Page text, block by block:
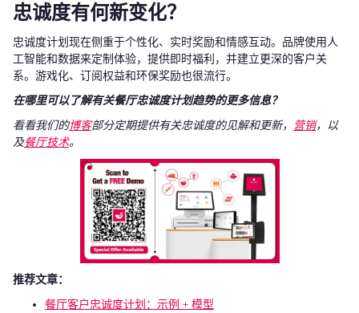
忠诚度有何新变化？
忠诚度计划现在侧重于个性化、实时奖励和情感互动。品牌使用人
工智能和数据来定制体验，提供即时福利，并建立更深的客户关
系。游戏化、订阅权益和环保奖励也很流行。
在哪里可以了解有关餐厅忠诚度计划趋势的更多信息？
看看我们的博客部分定期提供有关忠诚度的见解和更新， 营销，以
及餐厅技术。
推荐文章：
餐厅客户忠诚度计划：示例 + 模型